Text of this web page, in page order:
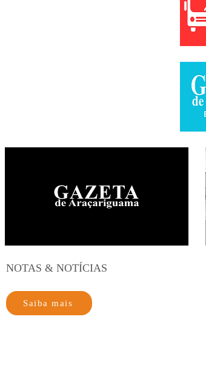
NOTAS & NOTÍCIAS
Saiba mais